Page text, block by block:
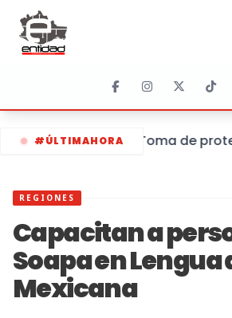
#ÚLTIMAHORA Toma de
REGIONES
Capacitan a
Soapa en Lengua
Mexicana